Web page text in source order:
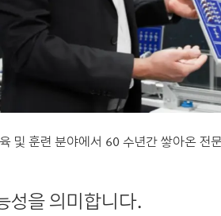
및 훈련 분야에서 60 수년간 쌓아온
성을 의미합니다.